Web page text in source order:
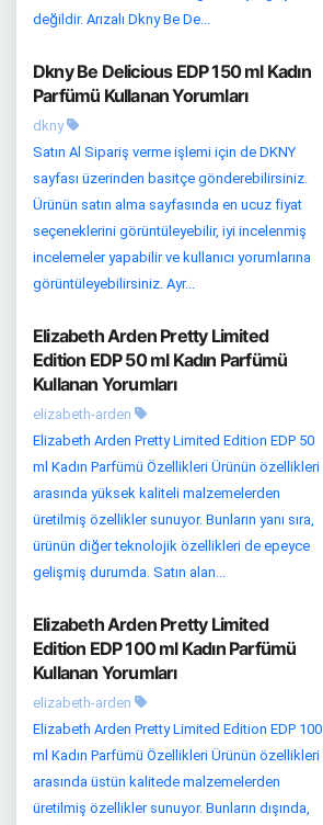
değildir. Arızalı Dkny Be De...
Dkny Be Delicious EDP 150 ml Kadın
Parfümü Kullanan Yorumları
dkny
Satın Al Sipariş verme işlemi için de DKNY
sayfası üzerinden basitçe gönderebilirsiniz.
Ürünün satın alma sayfasında en ucuz fiyat
seçeneklerini görüntüleyebilir, iyi incelenmiş
incelemeler yapabilir ve kullanıcı yorumlarına
görüntüleyebilirsiniz. Ayr...
Elizabeth Arden Pretty Limited
Edition EDP 50 ml Kadın Parfümü
Kullanan Yorumları
elizabeth-arden
Elizabeth Arden Pretty Limited Edition EDP 50
ml Kadın Parfümü Özellikleri Ürünün özellikleri
arasında yüksek kaliteli malzemelerden
üretilmiş özellikler sunuyor. Bunların yanı sıra,
ürünün diğer teknolojik özellikleri de epeyce
gelişmiş durumda. Satın alan...
Elizabeth Arden Pretty Limited
Edition EDP 100 ml Kadın Parfümü
Kullanan Yorumları
elizabeth-arden
Elizabeth Arden Pretty Limited Edition EDP 100
ml Kadın Parfümü Özellikleri Ürünün özellikleri
arasında üstün kalitede malzemelerden
üretilmiş özellikler sunuyor. Bunların dışında,